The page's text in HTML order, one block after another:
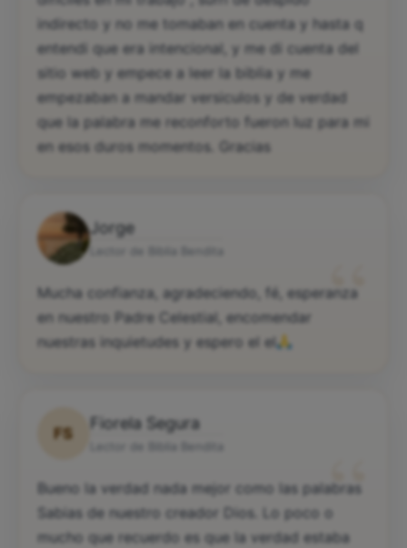
indirecto y no me tomaban en cuenta y hasta q
entendi que era intencional, y me di cuenta del
sitio web y empece a leer la biblia y me
empezaban a mandar versiculos y de verdad
que la palabra me reconforto fueron luz para mi
en esos duros momentos. Gracias
Jorge
“
Mucha confianza, agradeciendo, fé, esperanza
en nuestro Padre Celestial, encomendar
nuestras inquietudes y espero el el
FS
Fiorela Segura
“
Bueno la verdad nada mejor como las palabras
Sabias de nuestro creador Dios. Lo poco o
mucho que recuerdo es que la verdad estaba